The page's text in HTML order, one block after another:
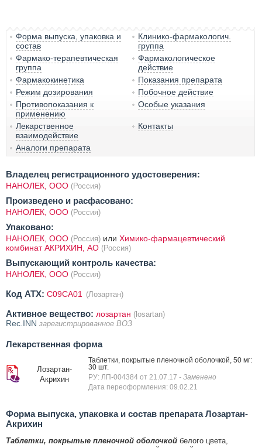
Форма выпуска, упаковка и
состав
Клинико-фармакологич.
группа
Фармако-терапевтическая
группа
Фармакологическое
действие
Фармакокинетика
Показания препарата
Режим дозирования
Побочное действие
Противопоказания к
применению
Особые указания
Лекарственное
взаимодействие
Контакты
Аналоги препарата
Владелец регистрационного удостоверения:
НАНОЛЕК, ООО (Россия)
Произведено и расфасовано:
НАНОЛЕК, ООО (Россия)
Упаковано:
НАНОЛЕК, ООО (Россия) или Химико-фармацевтический
комбинат АКРИХИН, АО (Россия)
Выпускающий контроль качества:
НАНОЛЕК, ООО (Россия)
Код ATX: C09CA01 (Лозартан)
Активное вещество: лозартан (losartan)
Rec.INN зарегистрированное ВОЗ
Лекарственная форма
Лозартан-
Акрихин
Таблетки, покрытые пленочной оболочкой, 50 мг:
30 шт.
РУ: ЛП-004384 от 21.07.17 - Заменено
Дата переоформления: 09.02.21
Форма выпуска, упаковка и состав препарата Лозартан-
Акрихин
Таблетки, покрытые пленочной оболочкой белого цвета,